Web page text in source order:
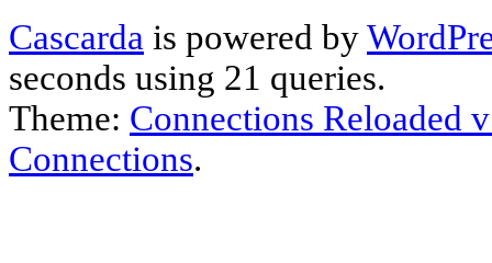
Cascarda is powered by
seconds using 21 queries.
Theme: Connections Reloaded
Connections.